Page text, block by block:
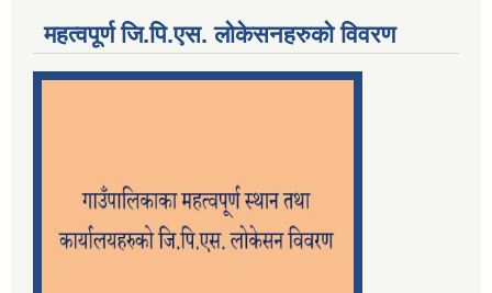
महत्वपूर्ण जि.पि.एस. लोकेसनहरुको विवरण